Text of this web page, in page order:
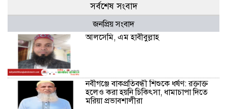
সর্বশেষ সংবাদ
জনপ্রিয় সংবাদ
আলসেমি, এম হাবীবুল্লাহ
নবীগঞ্জে বাকপ্রতিবন্ধী শিশুকে ধর্ষণ: রক্তাক্ত
হলেও করা হয়নি চিকিৎসা, ধামাচাপা দিতে
মরিয়া প্রভাবশালীরা